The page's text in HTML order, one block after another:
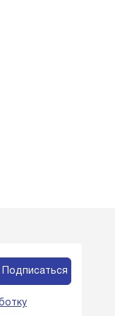
Подписаться